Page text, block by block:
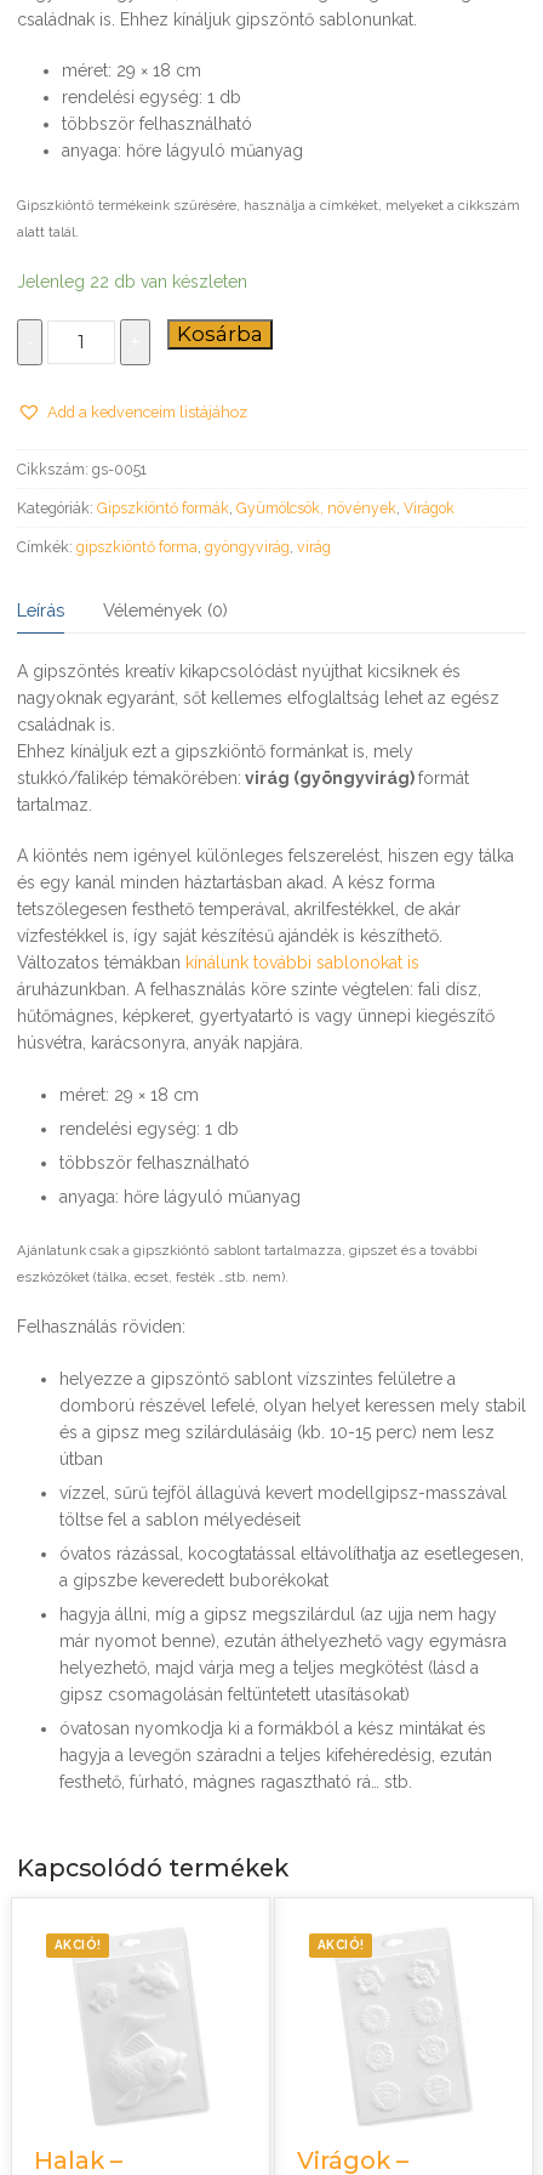
családnak is. Ehhez kínáljuk gipszöntő sablonunkat.
méret: 29 × 18 cm
rendelési egység: 1 db
többször felhasználható
anyaga: hőre lágyuló műanyag
Gipszkiöntő termékeink szűrésére, használja a címkéket, melyeket a cikkszám
alatt talál.
Jelenleg 22 db van készleten
Virág
forma
Kosárba
Add a kedvenceim listájához
Cikkszám: gs-0051
Kategóriák: Gipszkiöntő formák, Gyümölcsök, növények, Virágok
Címkék: gipszkiöntő forma, gyöngyvirág, virág
Leírás Vélemények (0)
A gipszöntés kreatív kikapcsolódást nyújthat kicsiknek és
nagyoknak egyaránt, sőt kellemes elfoglaltság lehet az egész
családnak is.
Ehhez kínáljuk ezt a gipszkiöntő formánkat is, mely
stukkó/falikép témakörében: virág (gyöngyvirág)formát
tartalmaz.
A kiöntés nem igényel különleges felszerelést, hiszen egy tálka
és egy kanál minden háztartásban akad. A kész forma
tetszőlegesen festhető temperával, akrilfestékkel, de akár
vízfestékkel is, így saját készítésű ajándék is készíthető.
Változatos témákban kínálunk további sablonokat is
áruházunkban. A felhasználás köre szinte végtelen: fali dísz,
hűtőmágnes, képkeret, gyertyatartó is vagy ünnepi kiegészítő
húsvétra, karácsonyra, anyák napjára.
méret: 29 × 18 cm
rendelési egység: 1 db
többször felhasználható
anyaga: hőre lágyuló műanyag
Ajánlatunk csak a gipszkiöntő sablont tartalmazza, gipszet és a további
eszközöket (tálka, ecset, festék …stb. nem).
Felhasználás röviden:
helyezze a gipszöntő sablont vízszintes felületre a
domború részével lefelé, olyan helyet keressen mely stabil
és a gipsz meg szilárdulásáig (kb. 10-15 perc) nem lesz
útban
vízzel, sűrű tejföl állagúvá kevert modellgipsz-masszával
töltse fel a sablon mélyedéseit
óvatos rázással, kocogtatással eltávolíthatja az esetlegesen,
a gipszbe keveredett buborékokat
hagyja állni, míg a gipsz megszilárdul (az ujja nem hagy
már nyomot benne), ezután áthelyezhető vagy egymásra
helyezhető, majd várja meg a teljes megkötést (lásd a
gipsz csomagolásán feltüntetett utasításokat)
óvatosan nyomkodja ki a formákból a kész mintákat és
hagyja a levegőn száradni a teljes kifehéredésig, ezután
festhető, fúrható, mágnes ragasztható rá… stb.
Kapcsolódó termékek
AKCIÓ!
Halak –
AKCIÓ!
Virágok –